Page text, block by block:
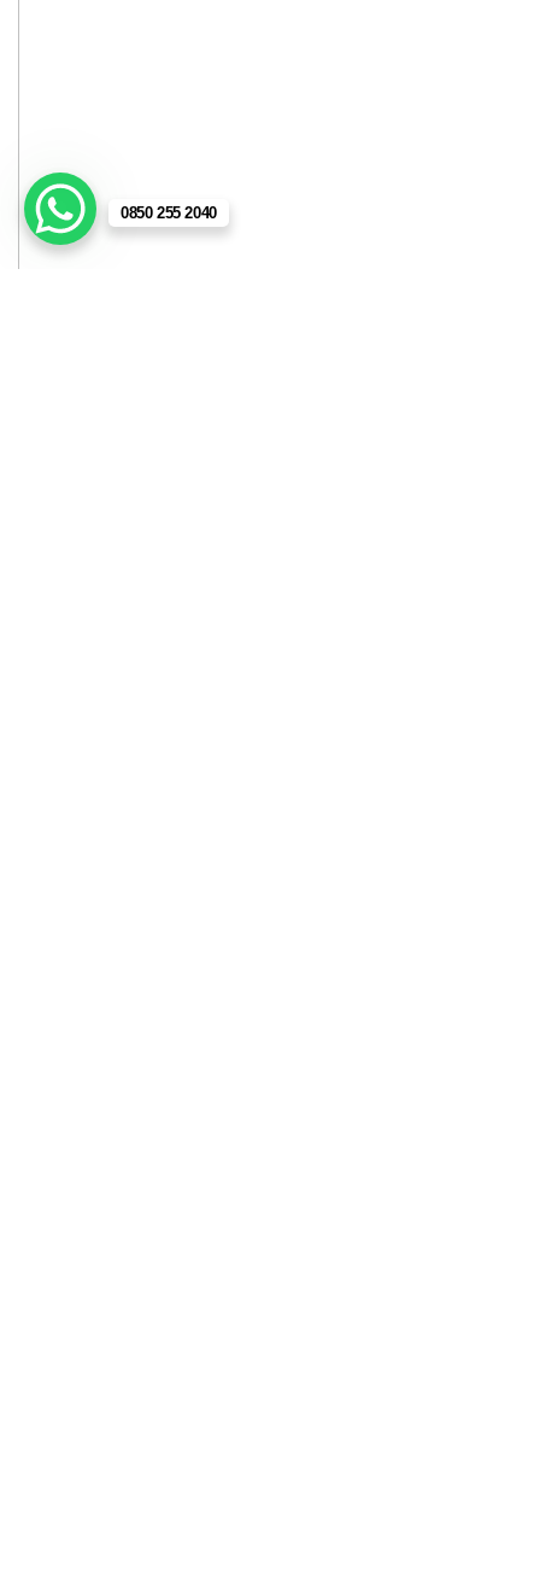
0850 255 2040